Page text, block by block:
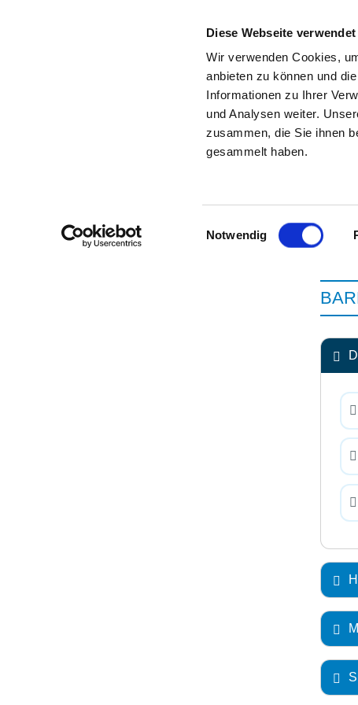
Diese Webseite
Wir verwenden Cookies,
anbieten zu können und
Informationen zu Ihrer
und Analysen weiter.
zusammen, die Sie ihnen
gesammelt haben.
Einwilligungsauswahl
Notwendig
Zur Krankenhaus-Startseite